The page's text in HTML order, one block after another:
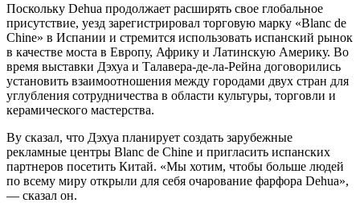
Поскольку Dehua продолжает расширять свое глобальное
присутствие, уезд зарегистрировал торговую марку «Blanc de
Chine» в Испании и стремится использовать испанский рынок
в качестве моста в Европу, Африку и Латинскую Америку. Во
время выставки Дэхуа и Талавера-де-ла-Рейна договорились
установить взаимоотношения между городами двух стран для
углубления сотрудничества в области культуры, торговли и
керамического мастерства.
Ву сказал, что Дэхуа планирует создать зарубежные
рекламные центры Blanc de Chine и пригласить испанских
партнеров посетить Китай. «Мы хотим, чтобы больше людей
по всему миру открыли для себя очарование фарфора Dehua»,
— сказал он.